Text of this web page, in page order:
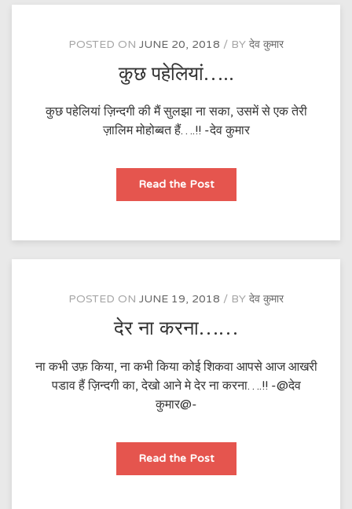
POSTED ON JUNE 20, 2018 BY देव कुमार
कुछ पहेलियां…..
कुछ पहेलियां ज़िन्दगी की मैं सुलझा ना सका, उसमें से एक तेरी
ज़ालिम मोहोब्बत हैं….!! -देव कुमार
Read the Postकुछ
POSTED ON JUNE 19, 2018 BY देव कुमार
देर ना करना……
ना कभी उफ़ किया, ना कभी किया कोई शिकवा आपसे आज आखरी
पडाव हैं ज़िन्दगी का, देखो आने मे देर ना करना….!! -@देव
कुमार@-
Read the Postदेर
करना……